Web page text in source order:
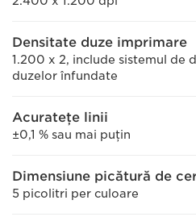
Densitate duze imprimare
1.200 x 2, include sistemul de
duzelor înfundate
Acurateţe linii
±0,1 % sau mai puţin
Dimensiune picătură de
5 picolitri per culoare